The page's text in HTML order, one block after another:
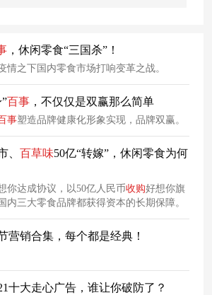
，休闲零食“三国杀”！
情之下国内零食市场打响变革之战。
百事 ，不仅仅是双赢那么简单
事塑造品牌健康化形象实现，品牌双赢。
、 百草味50亿“转嫁”，休闲零食为何
你达成协议，以50亿人民币收购好想你旗
内三大零食品牌都获得资本的长期保障。
营销合集，每个都是经典！
十大走心广告，谁让你破防了？